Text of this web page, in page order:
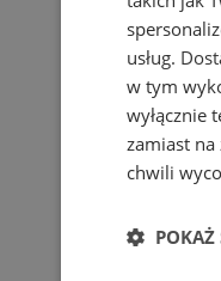
usług.
w tym
wyłącznie
zamiast
chwili
POKAŻ